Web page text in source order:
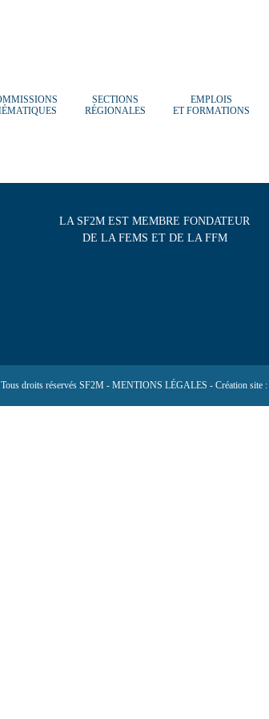
SECTIONS
RÉGIONALES
EMPLOIS
ET FORMATIONS
LA SF2M EST MEMBRE FONDATEUR
DE LA FEMS ET DE LA FFM
droits réservés SF2M - MENTIONS LÉGALES - Création site :